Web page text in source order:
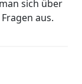
sich über
aus.